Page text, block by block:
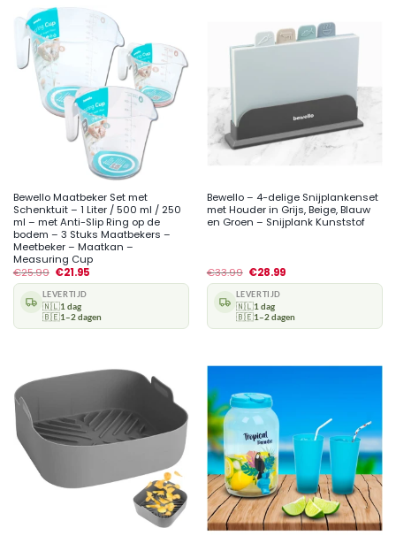
Bewello Maatbeker Set met
Schenktuit – 1 Liter / 500 ml / 250
ml – met Anti-Slip Ring op de
bodem – 3 Stuks Maatbekers –
Meetbeker – Maatkan –
Measuring Cup
€25.99 €21.95
LEVERTIJD
🇳🇱1 dag
🇧🇪1–2 dagen
Bewello – 4-delige Snijplankenset
met Houder in Grijs, Beige, Blauw
en Groen – Snijplank Kunststof
€33.99 €28.99
LEVERTIJD
🇳🇱1 dag
🇧🇪1–2 dagen